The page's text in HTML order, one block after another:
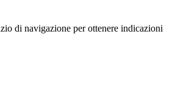
di navigazione per ottenere indicazioni